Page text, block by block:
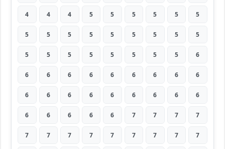
4 4 4 5 5 5 5 5 5
5 5 5 5 5 5 5 5 5
5 5 5 5 5 5 5 5 6
6 6 6 6 6 6 6 6 6
6 6 6 6 6 6 6 6 6
6 6 6 6 6 7 7 7 7
7 7 7 7 7 7 7 7 7